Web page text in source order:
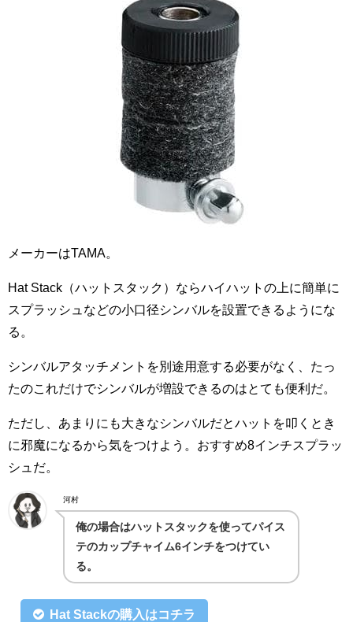
メーカーはTAMA。
Hat Stack（ハットスタック）ならハイハットの上に簡単に
スプラッシュなどの小口径シンバルを設置できるようにな
る。
シンバルアタッチメントを別途用意する必要がなく、たっ
たのこれだけでシンバルが増設できるのはとても便利だ。
ただし、あまりにも大きなシンバルだとハットを叩くとき
に邪魔になるから気をつけよう。おすすめ8インチスプラッ
シュだ。
河村
俺の場合はハットスタックを使ってパイス
テのカップチャイム6インチをつけてい
る。
Hat Stackの購入はコチラ